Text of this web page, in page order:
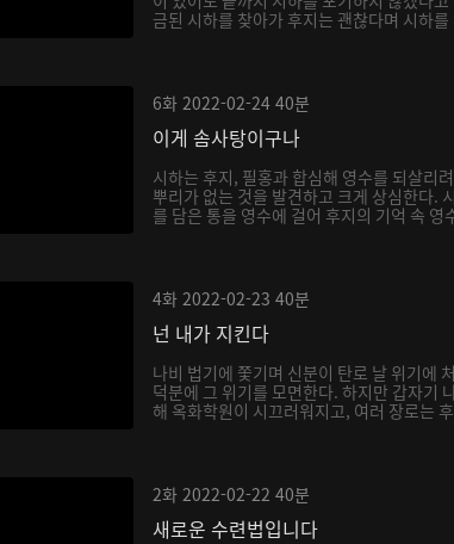
금된 시하를 찾아가 후지는 괜찮다며 시하
6화 2022-02-24 40분
이게 솜사탕이구나
시하는 후지, 필홍과 합심해 영수를 되살리
뿌리가 없는 것을 발견하고 크게 상심한다.
를 담은 통을 영수에 걸어 후지의 기억 속 영
4화 2022-02-23 40분
넌 내가 지킨다
나비 법기에 쫓기며 신분이 탄로 날 위기에
덕분에 그 위기를 모면한다. 하지만 갑자기
해 옥화학원이 시끄러워지고, 여러 장로는
2화 2022-02-22 40분
새로운 수련법입니다